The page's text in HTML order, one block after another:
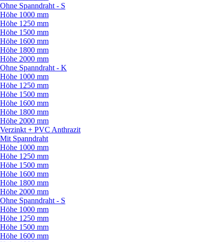
Ohne Spanndraht - S
Höhe 1000 mm
Höhe 1250 mm
Höhe 1500 mm
Höhe 1600 mm
Höhe 1800 mm
Höhe 2000 mm
Ohne Spanndraht - K
Höhe 1000 mm
Höhe 1250 mm
Höhe 1500 mm
Höhe 1600 mm
Höhe 1800 mm
Höhe 2000 mm
Verzinkt + PVC Anthrazit
Mit Spanndraht
Höhe 1000 mm
Höhe 1250 mm
Höhe 1500 mm
Höhe 1600 mm
Höhe 1800 mm
Höhe 2000 mm
Ohne Spanndraht - S
Höhe 1000 mm
Höhe 1250 mm
Höhe 1500 mm
Höhe 1600 mm